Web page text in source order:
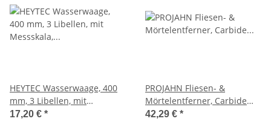
HEYTEC Wasserwaage, 400
mm, 3 Libellen, mit
Messskala, 5081835-1
17,20 € *
PROJAHN Fliesen- &
Mörtelentferner, Carbide
Technology, Starlock, 85mm,
42,29 € *